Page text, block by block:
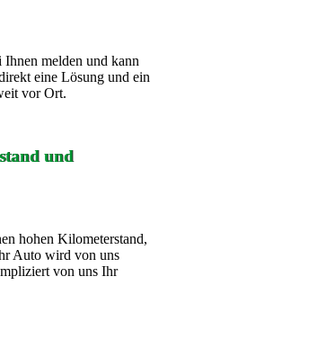
melden und kann
eine Lösung und ein
vor Ort.
und
hohen Kilometerstand,
Auto wird von uns
von uns Ihr